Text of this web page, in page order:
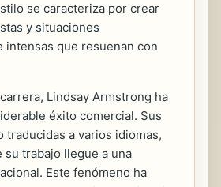
se caracteriza por crear
y situaciones
intensas que resuenan con
Lindsay Armstrong ha
éxito comercial. Sus
traducidas a varios idiomas,
trabajo llegue a una
Este fenómeno ha